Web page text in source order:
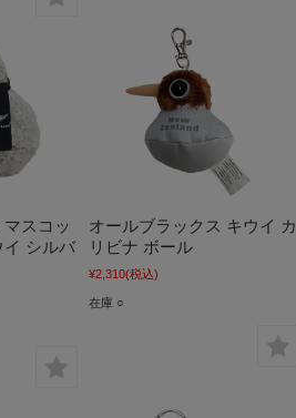
スコッ
イ シルバ
オールブラックス キウイ カ
リビナ ボール
¥2,310(税込)
在庫 ○